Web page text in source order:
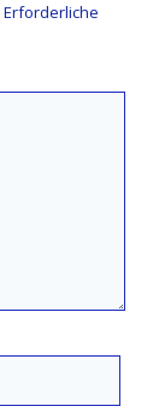
Erforderliche